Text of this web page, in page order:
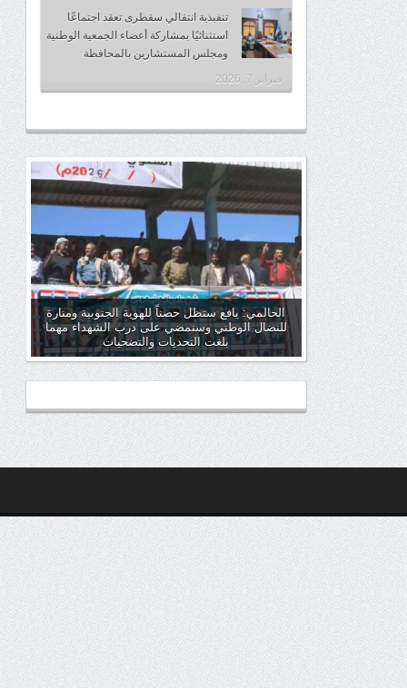
تنفيذية انتقالي سقطرى تعقد اجتماعًا
استثنائيًا بمشاركة أعضاء الجمعية الوطنية
ومجلس المستشارين بالمحافظة
فبراير 7, 2026
الحالمي: يافع ستظل حصناً للهوية الجنوبية ومنارة
للنضال الوطني وسنمضي على درب الشهداء مهما
بلغت التحديات والتضحيات